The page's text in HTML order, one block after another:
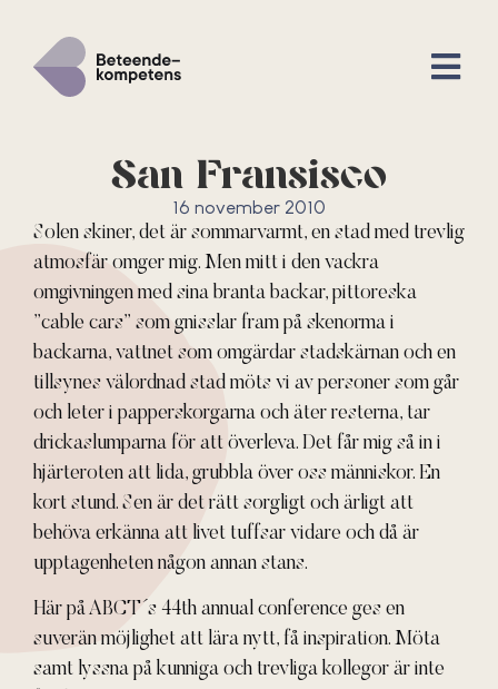
San Fransisco
16 november 2010
Solen skiner, det är sommarvarmt, en stad med trevlig
atmosfär omger mig. Men mitt i den vackra
omgivningen med sina branta backar, pittoreska
”cable cars” som gnisslar fram på skenorma i
backarna, vattnet som omgärdar stadskärnan och en
tillsynes välordnad stad möts vi av personer som går
och leter i papperskorgarna och äter resterna, tar
drickaslumparna för att överleva. Det får mig så in i
hjärteroten att lida, grubbla över oss människor. En
kort stund. Sen är det rätt sorgligt och ärligt att
behöva erkänna att livet tuffsar vidare och då är
upptagenheten någon annan stans.
Här på ABCT´s 44th annual conference ges en
suverän möjlighet att lära nytt, få inspiration. Möta
samt lyssna på kunniga och trevliga kollegor är inte